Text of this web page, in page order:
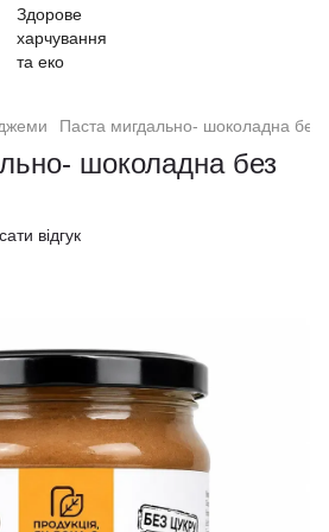
Паста мигдально- шоколадна без
шоколадна без
відгук